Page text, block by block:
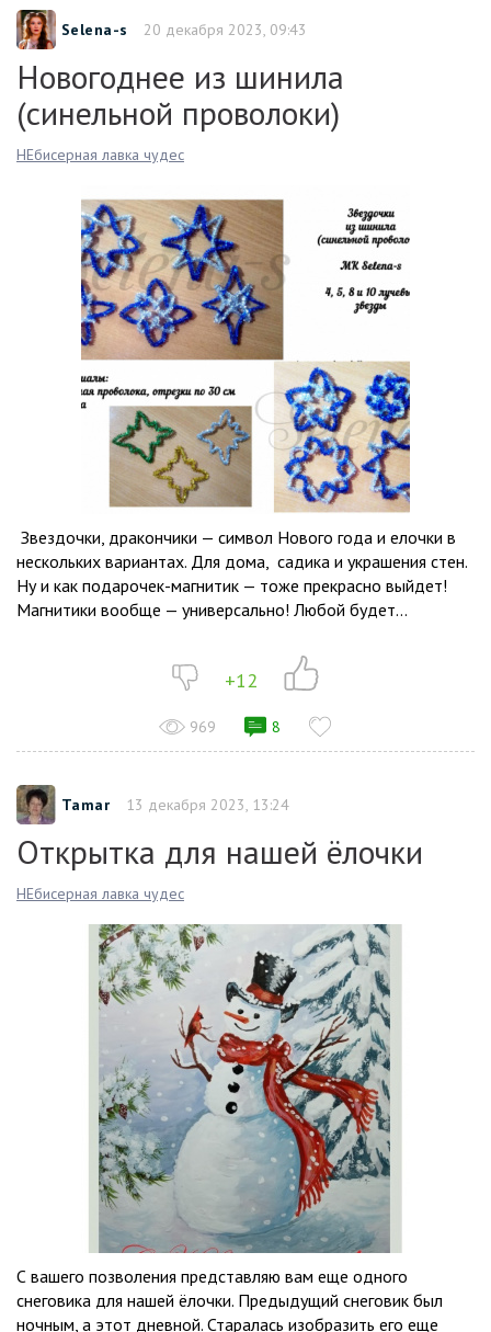
Selena-s 20 декабря 2023, 09:43
Новогоднее из шинила
(синельной проволоки)
НЕбисерная лавка чудес
Звездочки, дракончики — символ Нового года и елочки в
нескольких вариантах. Для дома, садика и украшения стен.
Ну и как подарочек-магнитик — тоже прекрасно выйдет!
Магнитики вообще — универсально! Любой будет...
+12
969 8
Tamar 13 декабря 2023, 13:24
Открытка для нашей ёлочки
НЕбисерная лавка чудес
С вашего позволения представляю вам еще одного
снеговика для нашей ёлочки. Предыдущий снеговик был
ночным, а этот дневной. Старалась изобразить его еще